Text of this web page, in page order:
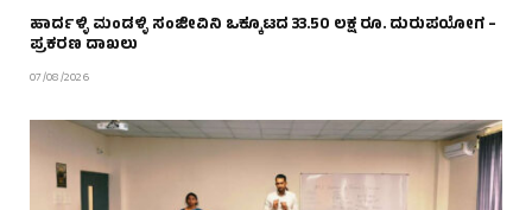
ಹಾರ್ದಳ್ಳಿ ಮಂಡಳ್ಳಿ ಸಂಜೀವಿನಿ ಒಕ್ಕೂಟದ 33.50 ಲಕ್ಷ ರೂ. ದುರುಪಯೋಗ –
ಪ್ರಕರಣ ದಾಖಲು
07/08/2026